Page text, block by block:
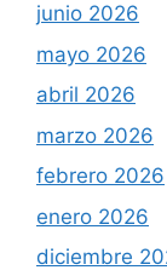
junio 2026
mayo 2026
abril 2026
marzo 2026
febrero 2026
enero 2026
diciembre